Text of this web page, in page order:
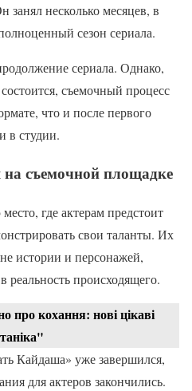
занял несколько месяцев, в
сезон сериала.
сериала. Однако,
съемочный процесс
что и после первого
в студии.
съемочной площадке
где актерам предстоит
свои таланты. Их
истории и персонажей,
реальность происходящего.
про кохання: нові цікаві
Кайдаша» уже завершился,
для актеров закончились.